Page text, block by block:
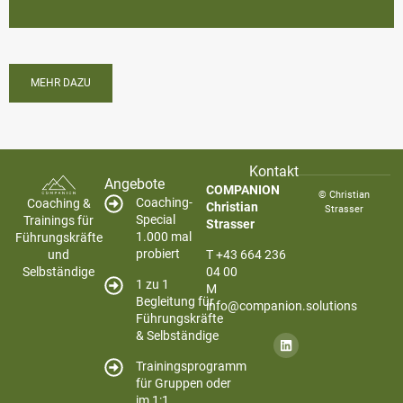
MEHR DAZU
Coaching &
Trainings für
Führungskräfte
und
Selbständige
Angebote
Coaching-
Special
1.000 mal
probiert
1 zu 1
Begleitung für
Führungskräfte
& Selbständige
Trainingsprogramm
für Gruppen oder
Kontakt
COMPANION
Christian
Strasser
T +43 664 236
04 00
M
info@companion.solutions
© Christian
Strasser